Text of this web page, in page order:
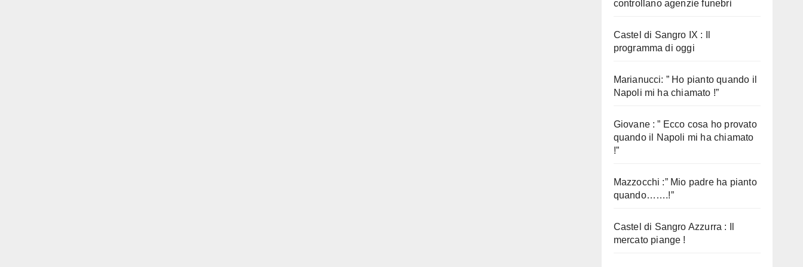
controllano agenzie funebri
Castel di Sangro IX : Il
programma di oggi
Marianucci: ” Ho pianto quando il
Napoli mi ha chiamato !”
Giovane : ” Ecco cosa ho provato
quando il Napoli mi ha chiamato
!”
Mazzocchi :” Mio padre ha pianto
quando…….!”
Castel di Sangro Azzurra : Il
mercato piange !